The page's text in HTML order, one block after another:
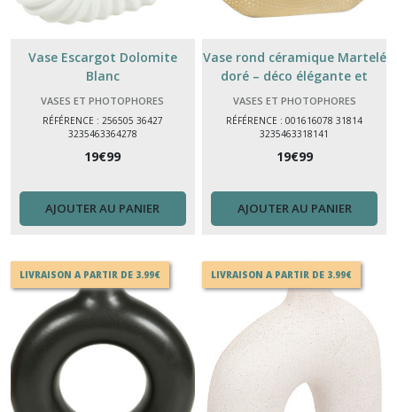
Vase Escargot Dolomite
Blanc
VASES ET PHOTOPHORES
RÉFÉRENCE : 256505 36427
3235463364278
19€99
AJOUTER AU PANIER
Vase rond céramique Martelé
doré – déco élégante et
lumineuse
VASES ET PHOTOPHORES
RÉFÉRENCE : 001616078 31814
3235463318141
19€99
AJOUTER AU PANIER
LIVRAISON A PARTIR DE 3.99€ LIVRAISON A PARTIR DE 3.99€